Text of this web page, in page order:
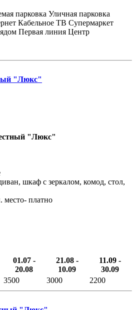
парковка Уличная парковка
Кабельное ТВ Супермаркет
Первая линия Центр
"Люкс"
"Люкс"
шкаф с зеркалом, комод, стол,
место- платно
01.07 -
20.08
21.08 -
10.09
11.09 -
30.09
3500 3000 2200